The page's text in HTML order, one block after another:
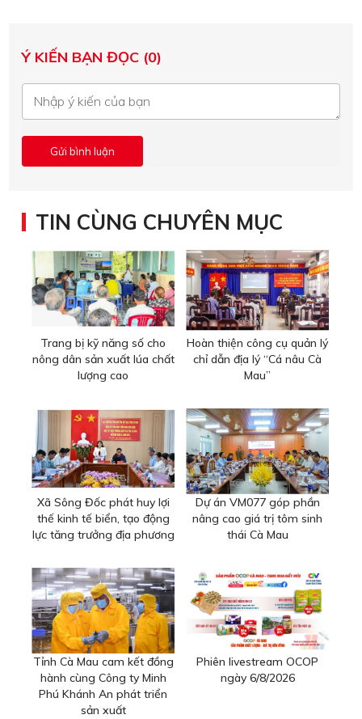
Ý KIẾN BẠN ĐỌC (0)
TIN CÙNG CHUYÊN MỤC
Trang bị kỹ năng số cho
nông dân sản xuất lúa chất
lượng cao
Hoàn thiện công cụ quản lý
chỉ dẫn địa lý “Cá nâu Cà
Mau”
Xã Sông Đốc phát huy lợi
thế kinh tế biển, tạo động
lực tăng trưởng địa phương
Dự án VM077 góp phần
nâng cao giá trị tôm sinh
thái Cà Mau
Tỉnh Cà Mau cam kết đồng
hành cùng Công ty Minh
Phú Khánh An phát triển
sản xuất
Phiên livestream OCOP
ngày 6/8/2026